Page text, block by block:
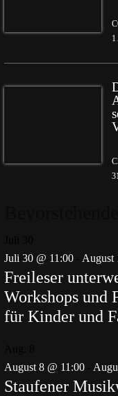
Juli 30 @ 11:00
August
Freileser
Workshops und
für Kinder und
August 8 @ 11:00
Staufener